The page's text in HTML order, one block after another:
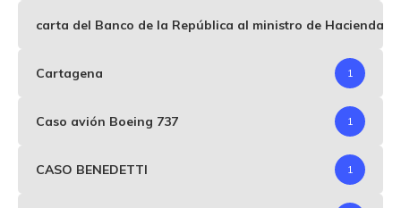
carta del Banco de la República al ministro de Hacienda
Cartagena 1
Caso avión Boeing 737 1
CASO BENEDETTI 1